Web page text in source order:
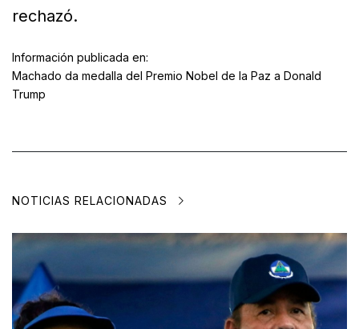
rechazó.
Información publicada en:
Machado da medalla del Premio Nobel de la Paz a Donald
Trump
NOTICIAS RELACIONADAS